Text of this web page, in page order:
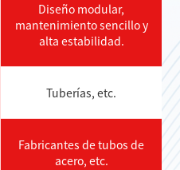
Diseño modular,
mantenimiento sencillo y
alta estabilidad.
Tuberías, etc.
Fabricantes de tubos de
acero, etc.